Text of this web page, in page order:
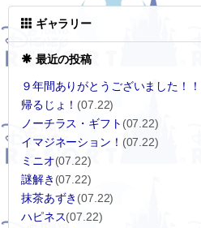
ギャラリー
最近の投稿
９年間ありがとうございました！！
帰るじょ！ (07.22)
ノーチラス・ギフト (07.22)
イマジネーション！ (07.22)
ミニオ(07.22)
謎解き (07.22)
抹茶あずき (07.22)
ハピネス(07.22)